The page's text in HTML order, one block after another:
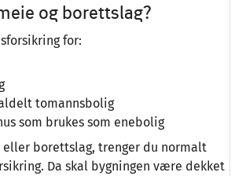
og borettslag?
for:
tomannsbolig
som brukes som enebolig
eller borettslag, trenger du normalt
Da skal bygningen være dekket